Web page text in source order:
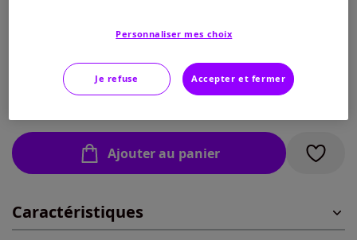
Taille standard
Veuillez sélectionner une taille
En stock
42 -épuisé
épuisé
46 -épuisé
Guide des tailles
Ajouter au panier
Caractéristiques
Personnaliser mes choix
Je refuse Accepter et fermer